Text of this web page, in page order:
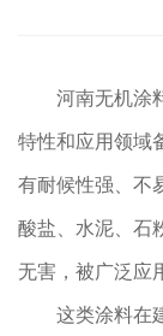
河南无机涂
特性和应用领域
有耐候性强、不
酸盐、水泥、石
无害，被广泛应
这类涂料在